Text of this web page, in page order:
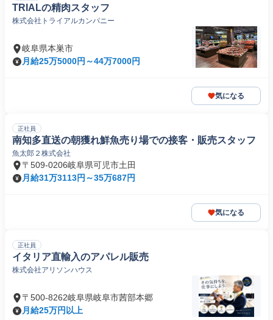
TRIALの精肉スタッフ
株式会社トライアルカンパニー
岐阜県本巣市
月給25万5000円～44万7000円
気になる
正社員
南知多直送の朝獲れ鮮魚売り場での接客・販売スタッフ
魚太郎２株式会社
〒509-0206岐阜県可児市土田
月給31万3113円～35万687円
気になる
正社員
イタリア直輸入のアパレル販売
株式会社アリソンハウス
〒500-8262岐阜県岐阜市茜部本郷
月給25万円以上